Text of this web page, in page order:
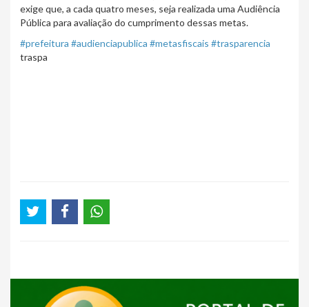
exige que, a cada quatro meses, seja realizada uma Audiência
Pública para avaliação do cumprimento dessas metas.
#prefeitura #audienciapublica #metasfiscais #trasparencia
traspa